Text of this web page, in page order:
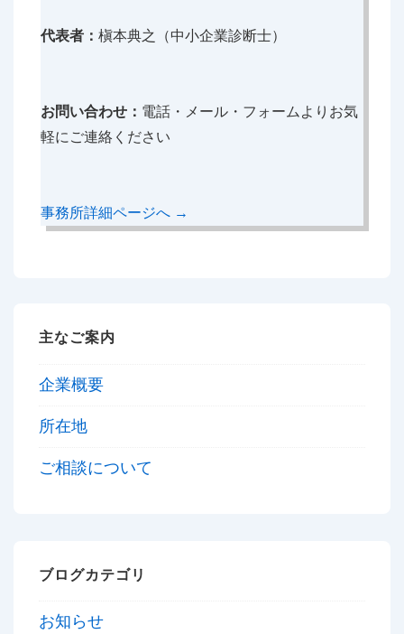
代表者： 槇本典之（中小企業診断士）
お問い合わせ： 電話・メール・フォームよりお気
軽にご連絡ください
事務所詳細ページへ →
主なご案内
企業概要
所在地
ご相談について
ブログカテゴリ
お知らせ